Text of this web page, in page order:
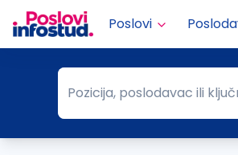
Poslovi
Pozicija, poslodavac ili
Pozicija, poslodavac ili